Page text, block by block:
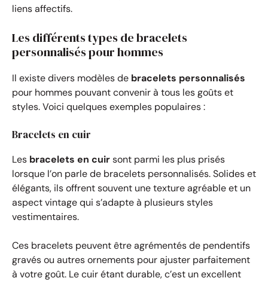
liens affectifs.
Les différents types de bracelets
personnalisés pour hommes
Il existe divers modèles de bracelets personnalisés
pour hommes pouvant convenir à tous les goûts et
styles. Voici quelques exemples populaires :
Bracelets en cuir
Les bracelets en cuirsont parmi les plus prisés
lorsque l’on parle de bracelets personnalisés. Solides et
élégants, ils offrent souvent une texture agréable et un
aspect vintage qui s’adapte à plusieurs styles
vestimentaires.
Ces bracelets peuvent être agrémentés de pendentifs
gravés ou autres ornements pour ajuster parfaitement
à votre goût. Le cuir étant durable, c’est un excellent